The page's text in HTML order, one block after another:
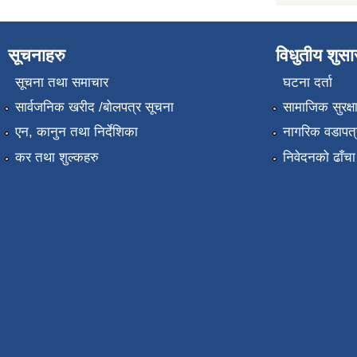
सूचनाहरु
सूचना तथा समाचार
सार्वजनिक खरीद /बोलपत्र सूचना
एन, कानुन तथा निर्देशिका
कर तथा शुल्कहरु
विधुतीय
घटना दर्ता
सामाजिक सुरक्षा
नागरिक
निवेदनको ढाँचा